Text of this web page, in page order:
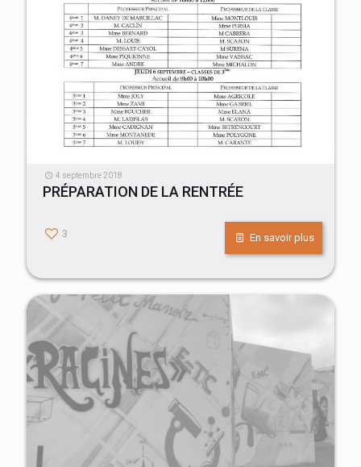
4 septembre 2018
PRÉPARATION DE LA RENTRÉE
3 En savoir plus